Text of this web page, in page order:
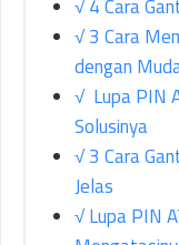
√ 4 Cara
√ 3 Cara
dengan
√ Lupa PIN
Solusinya
√ 3 Cara
Jelas
√ Lupa PIN